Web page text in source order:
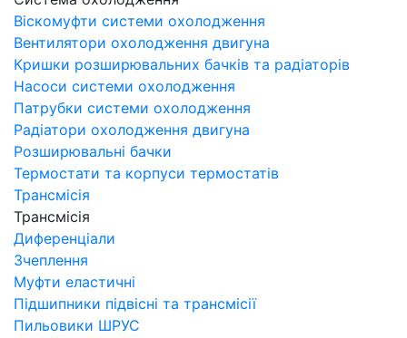
Віскомуфти системи охолодження
Вентилятори охолодження двигуна
Кришки розширювальних бачків та радіаторів
Насоси системи охолодження
Патрубки системи охолодження
Радіатори охолодження двигуна
Розширювальні бачки
Термостати та корпуси термостатів
Трансмісія
Трансмісія
Диференціали
Зчеплення
Муфти еластичні
Підшипники підвісні та трансмісії
Пильовики ШРУС